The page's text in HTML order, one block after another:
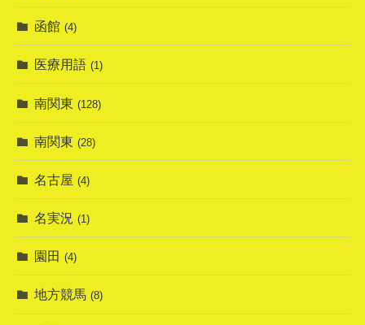
函館 (4)
医療用語 (1)
南関東 (128)
南関東 (28)
名古屋 (4)
名実況 (1)
園田 (4)
地方競馬 (8)